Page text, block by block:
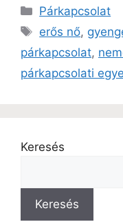
Párkapcsolat
erős nő,
párkapcsolat,
párkapcsolati
Keresés
Keresés